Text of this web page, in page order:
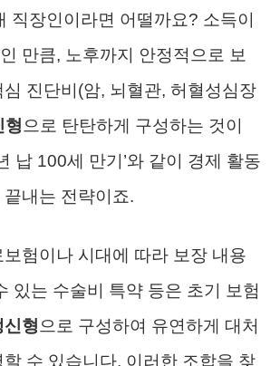
직장인이라면 어떨까요? 소득이
만큼, 노후까지 안정적으로 보
진단비(암, 뇌혈관, 허혈성심장
형 으로 탄탄하게 구성하는 것이
납 100세 만기’와 같이 경제 활동
내는 전략이죠.
험이나 시대에 따라 보장 내용
있는 수술비 특약 등은 초기 보험
신형 으로 구성하여 유연하게 대처
수 있습니다. 이러한 조합을 찾